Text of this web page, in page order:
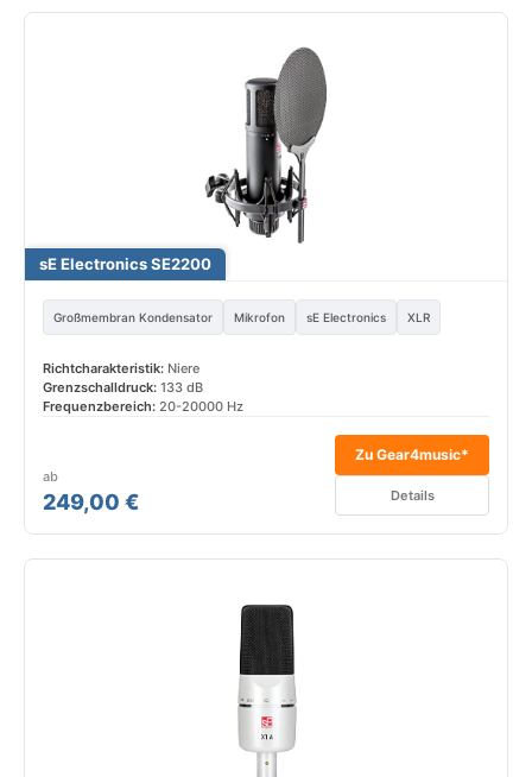
sE Electronics SE2200
Großmembran Kondensator Mikrofon sE Electronics XLR
Richtcharakteristik: Niere
Grenzschalldruck: 133 dB
Frequenzbereich: 20-20000 Hz
ab
249,00 €
Zu Gear4music*
Details